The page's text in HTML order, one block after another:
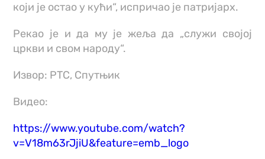
који је остао у кући“, испричао је патријарх.
Рекао је и да му је жеља да „служи својој
цркви и свом народу“.
Извор: РТС, Спутњик
Видео:
https://www.youtube.com/watch?
v=V18m63rJjiU&feature=emb_logo